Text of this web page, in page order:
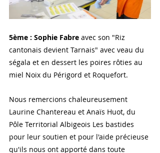
5ème : Sophie Fabre avec son "Riz
cantonais devient Tarnais" avec veau du
ségala et en dessert les poires rôties au
miel Noix du Périgord et Roquefort.
Nous remercions chaleureusement
Laurine Chantereau et Anaïs Huot, du
Pôle Territorial Albigeois Les bastides
pour leur soutien et pour l'aide précieuse
qu'ils nous ont apporté dans toute